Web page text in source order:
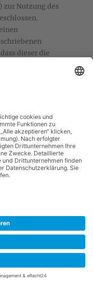
zur Nutzung des
dieser die
und speichert
so genannten
Browser
Dies sind:
Rechners
Daten mit
nicht